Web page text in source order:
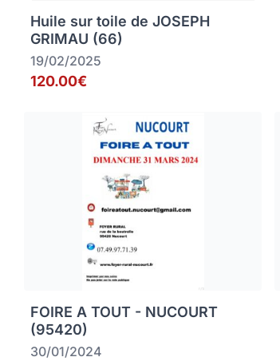
Huile sur toile de JOSEPH
GRIMAU (66)
19/02/2025
120.00€
FOIRE A TOUT - NUCOURT
(95420)
30/01/2024